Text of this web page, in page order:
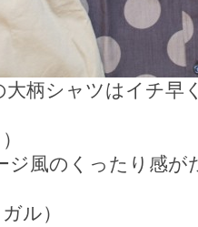
柄シャツはイチ早
風のくったり感が
ル）